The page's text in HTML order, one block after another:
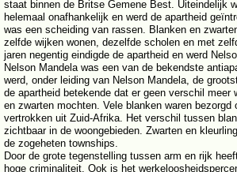
staat binnen de Britse Gemene Best. Uiteindelijk
helemaal onafhankelijk en werd de apartheid
was een scheiding van rassen. Blanken en
zelfde wijken wonen, dezelfde scholen en met
jaren negentig eindigde de apartheid en werd
Nelson Mandela was een van de bekendste
werd, onder leiding van Nelson Mandela, de
de apartheid betekende dat er geen verschil meer
en zwarten mochten. Vele blanken waren bezorgd
vertrokken uit Zuid-Afrika. Het verschil tussen
zichtbaar in de woongebieden. Zwarten en
de zogeheten townships.
Door de grote tegenstelling tussen arm en rijk
hoge criminaliteit. Ook is het